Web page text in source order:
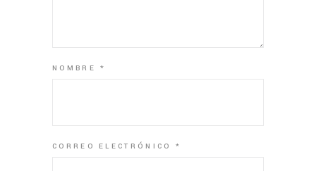
NOMBRE*
CORREO ELECTRÓNICO *